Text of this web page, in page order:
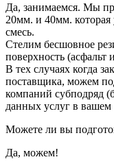
Да, занимаемся. Мы
20мм. и 40мм. которая
смесь.
Стелим бесшовное
поверхность (асфальт
В тех случаях когда
поставщика, можем
компаний субподряд
данных услуг в вашем
Можете ли вы
Да, можем!